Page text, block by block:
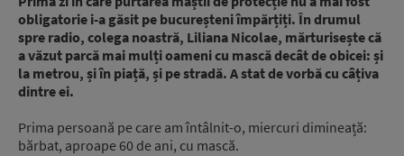
obligatorie i-a găsit pe bucureșteni împărțiți. În drumul
spre radio, colega noastră, Liliana Nicolae, mărturisește că
a văzut parcă mai mulți oameni cu mască decât de obicei: și
la metrou, și în piață, și pe stradă. A stat de vorbă cu câțiva
dintre ei.
Prima persoană pe care am întâlnit-o, miercuri dimineață:
bărbat, aproape 60 de ani, cu mască.